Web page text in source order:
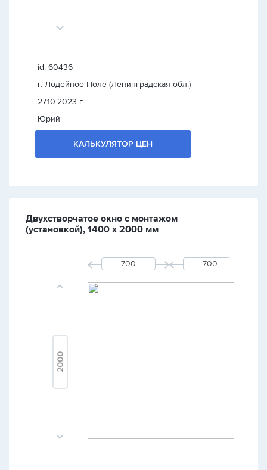
id: 60436
г. Лодейное Поле (Ленинградская обл.)
27.10.2023 г.
Юрий
КАЛЬКУЛЯТОР ЦЕН
Двухстворчатое окно с монтажом
(установкой), 1400 х 2000 мм